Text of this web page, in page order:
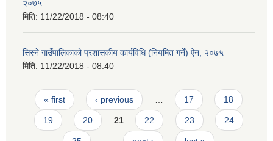
२०७५
मिति: 11/22/2018 - 08:40
सिस्ने गाउँपालिकाको प्रशासकीय कार्यविधि (नियमित गर्ने) ऐन, २०७५
मिति: 11/22/2018 - 08:40
Pages
« first ‹ previous 17 18
19 20 21 22 23 24